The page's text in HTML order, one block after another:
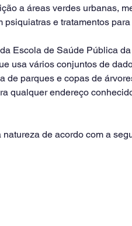
a áreas verdes urbanas,
psiquiatras e tratamentos
Escola de Saúde Pública da
usa vários conjuntos de
de parques e copas de
qualquer endereço
de acordo com a